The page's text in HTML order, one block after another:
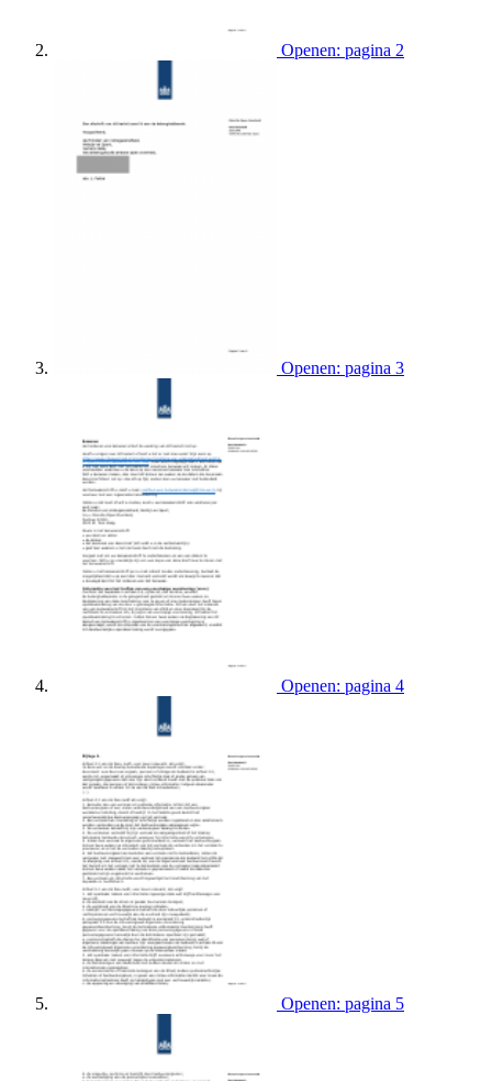
Openen: pagina 2
Openen: pagina 3
Openen: pagina 4
Openen: pagina 5